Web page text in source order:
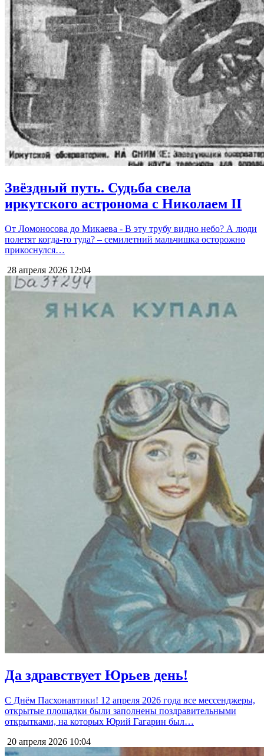
Звёздный путь. Судьба свела
иркутского астронома с Николаем II
От Ломоносова до Микаева - В эту трубу видно небо? А люди
полетят когда-то туда? – семилетний мальчишка осторожно
прикоснулся…
28 апреля 2026 12:04
Да здравствует Юрьев день!
С Днём Пасхонавтики! 12 апреля 2026 года все мессенджеры,
открытые площадки были заполнены поздравительными
открытками, на которых Юрий Гагарин был…
20 апреля 2026 10:04